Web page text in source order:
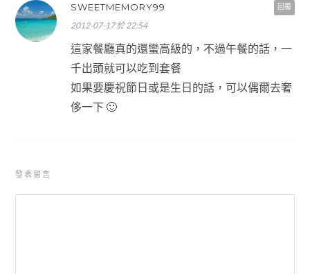
回覆
SWEETMEMORY99
2012-07-17 於 22:54
這家餐廳真的還蠻高級的，不過午餐的話，一
千出頭就可以吃到套餐
如果要慶祝節日或是生日的話，可以偶爾去奢
侈一下 🙂
發表留言